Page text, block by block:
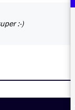
:-)